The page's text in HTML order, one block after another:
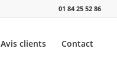
01 84 25 52 86
Avis clients Contact